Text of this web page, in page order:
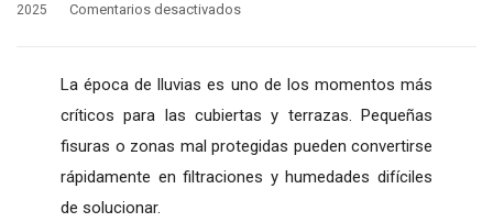
2025
Comentarios desactivados
La época de lluvias es uno de los momentos más
críticos para las cubiertas y terrazas. Pequeñas
fisuras o zonas mal protegidas pueden convertirse
rápidamente en filtraciones y humedades difíciles
de solucionar.